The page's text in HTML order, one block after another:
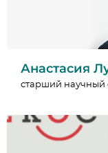
Анастасия
старший научный